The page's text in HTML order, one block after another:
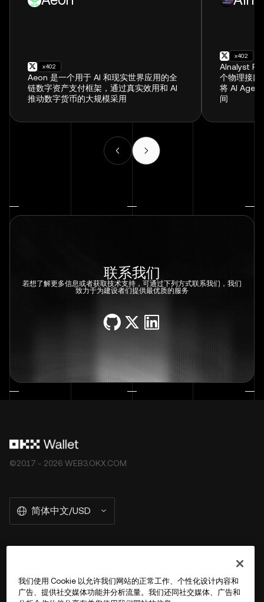
x402
Aeon 是一个用于 AI 和现实世界应用的全
链数字资产支付框架，通过真实效用和 AI
推动数字货币的大规模采用
x402
AInalyst
个物理接
将 AI
间
联系我们
若想了解更多信息或者获取技术支持，可通过下列方式联系我们，我们
致力于为建设者们提供最优质的服务
©2017 - 2026 WEB3.OKX.COM
简体中文/USD
产品
我们使用 Cookie 以允许我们网站的正常工作、个性化设计内容和
广告、提供社交媒体功能并分析流量。我们还同社交媒体、广告和